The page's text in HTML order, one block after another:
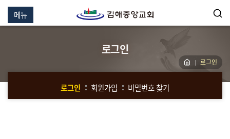
메뉴
로그인
로그인
로그인 회원가입 비밀번호 찾기